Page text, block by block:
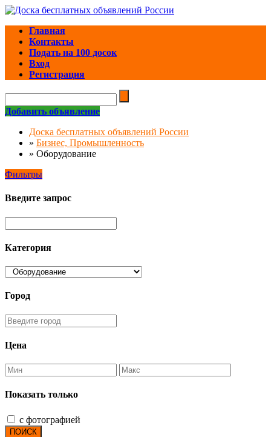
Главная
Контакты
Подать на 100 досок
Вход
Регистрация
Добавить объявление
Доска бесплатных объявлений России
» Бизнес, Промышленность
» Оборудование
Фильтры
Введите запрос
Категория
Город
Цена
Показать только
с фотографией
ПОИСК